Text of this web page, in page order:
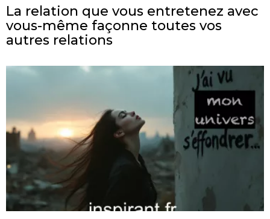
La relation que vous entretenez avec
vous-même façonne toutes vos
autres relations